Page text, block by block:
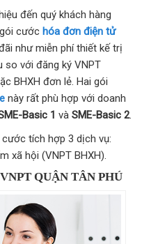
đến quý khách hàng
cước hóa đơn điện tử
như miễn phí thiết kế trị
so với đăng ký VNPT
BHXH đơn lẻ. Hai gói
này rất phù hợp với doanh
Basic 1 và SME-Basic 2.
tích hợp 3 dịch vụ:
xã hội (VNPT BHXH).
QUẬN TÂN PHÚ